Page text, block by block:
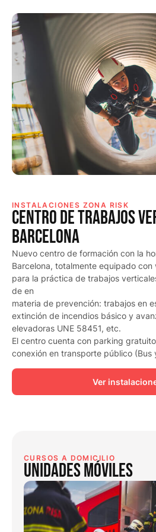
INSTALACIONES ZONA RISK
Centro de trabajos
Barcelona
Nuevo centro de formación con la
Barcelona, totalmente equipado
para la práctica de trabajos
de en
materia de prevención: trabajos en
extinción de incendios básico y
elevadoras UNE 58451, etc.
El centro cuenta con parking
conexión en transporte público (Bus
Ver
CURSOS A DOMICILIO
UNIDADES MÓVILES